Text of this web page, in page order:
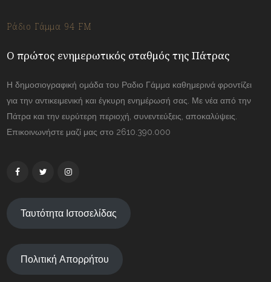
Ράδιο Γάμμα 94 FM
Ο πρώτος ενημερωτικός σταθμός της Πάτρας
Η δημοσιογραφική ομάδα του Ραδιο Γάμμα καθημερινά φροντίζει
για την αντικειμενική και έγκυρη ενημέρωσή σας. Με νέα από την
Πάτρα και την ευρύτερη περιοχή, συνεντεύξεις, αποκαλύψεις.
Επικοινωνήστε μαζί μας στο 2610.390.000
Ταυτότητα Ιστοσελίδας
Πολιτική Απορρήτου